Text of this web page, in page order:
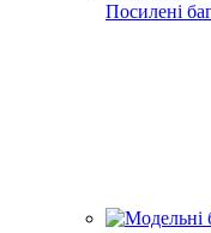
Посилені